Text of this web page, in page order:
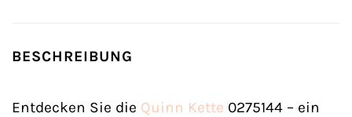
BESCHREIBUNG
Entdecken Sie die Quinn Kette 0275144 – ein